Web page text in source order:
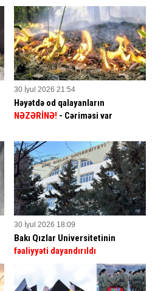
30 İyul 2026 21:54
Həyətdə od qalayanların
NƏZƏRİNƏ! - Cəriməsi var
30 İyul 2026 18:09
Bakı Qızlar Universitetinin
fəaliyyəti dayandırıldı